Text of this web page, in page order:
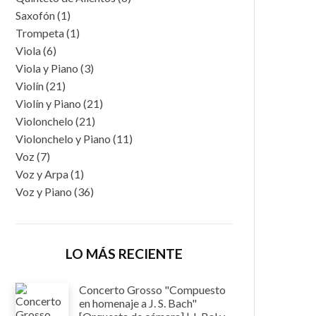
Saxofón(1)
Trompeta(1)
Viola(6)
Viola y Piano (3)
Violín(21)
Violín y Piano (21)
Violonchelo (21)
Violonchelo y Piano (11)
Voz(7)
Voz y Arpa(1)
Voz y Piano (36)
LO MÁS RECIENTE
Concerto Grosso "Compuesto
en homenaje a J. S. Bach"